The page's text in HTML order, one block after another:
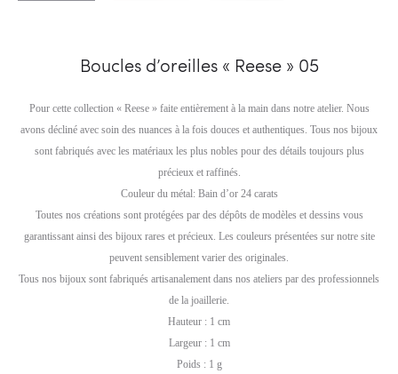
Boucles d’oreilles « Reese » 05
Pour cette collection « Reese » faite entièrement à la main dans notre atelier. Nous
avons décliné avec soin des nuances à la fois douces et authentiques. Tous nos bijoux
sont fabriqués avec les matériaux les plus nobles pour des détails toujours plus
précieux et raffinés.
Couleur du métal: Bain d’or 24 carats
Toutes nos créations sont protégées par des dépôts de modèles et dessins vous
garantissant ainsi des bijoux rares et précieux. Les couleurs présentées sur notre site
peuvent sensiblement varier des originales.
Tous nos bijoux sont fabriqués artisanalement dans nos ateliers par des professionnels
de la joaillerie.
Hauteur : 1 cm
Largeur : 1 cm
Poids : 1 g